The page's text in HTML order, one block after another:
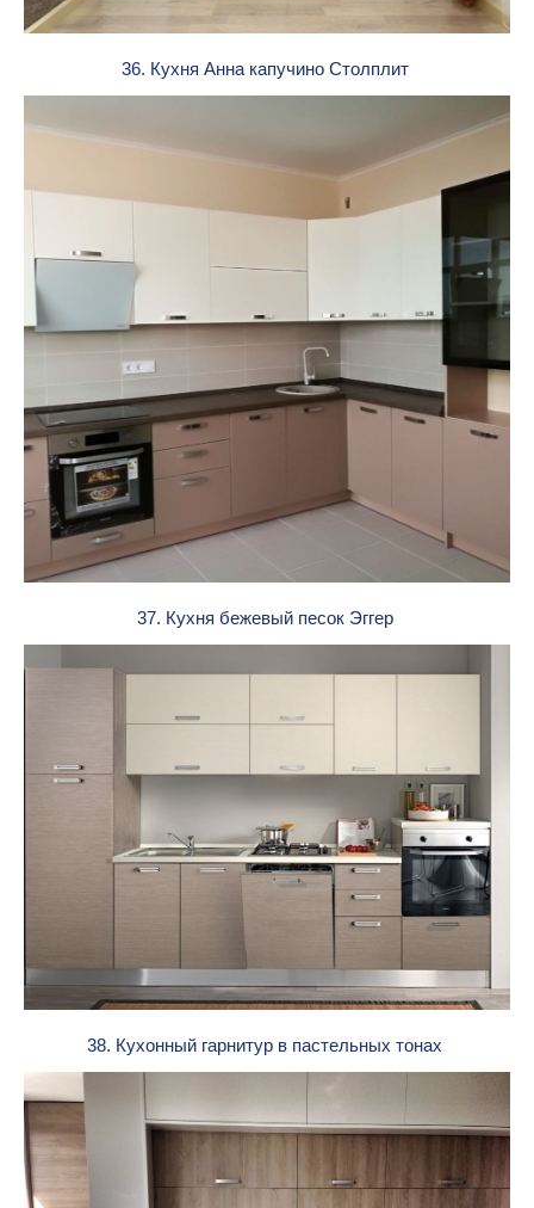
36. Кухня Анна капучино Столплит
37. Кухня бежевый песок Эггер
38. Кухонный гарнитур в пастельных тонах